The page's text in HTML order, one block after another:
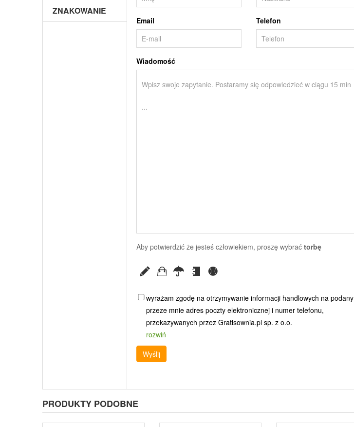
ZNAKOWANIE
Email Telefon
Wiadomość
Aby potwierdzić że jesteś człowiekiem, proszę wybrać torbę
wyrażam zgodę na otrzymywanie informacji handlowych na podany
przeze mnie adres poczty elektronicznej i numer telefonu,
przekazywanych przez Gratisownia.pl sp. z o.o.
rozwiń
Wyślij
PRODUKTY PODOBNE